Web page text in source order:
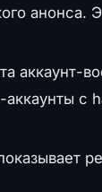
анонса.
аккаунт-
с